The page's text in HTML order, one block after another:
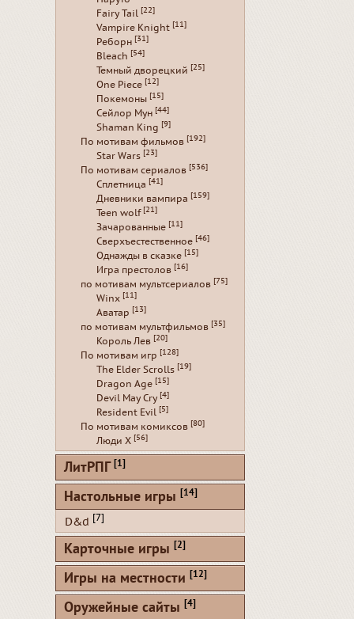
Fairy Tail [22]
Vampire Knight [11]
Реборн [31]
Bleach [54]
Темный дворецкий [25]
One Piece [12]
Покемоны [15]
Сейлор Мун [44]
Shaman King [9]
По мотивам фильмов [192]
Star Wars [23]
По мотивам сериалов [536]
Сплетница [41]
Дневники вампира [159]
Teen wolf [21]
Зачарованные [11]
Сверхъестественное [46]
Однажды в сказке [15]
Игра престолов [16]
по мотивам мультсериалов [75]
Winx [11]
Аватар [13]
по мотивам мультфильмов [35]
Король Лев [20]
По мотивам игр [128]
The Elder Scrolls [19]
Dragon Age [15]
Devil May Cry [4]
Resident Evil [5]
По мотивам комиксов [80]
Люди Х [56]
ЛитРПГ [1]
Настольные игры [14]
D&d [7]
Карточные игры [2]
Игры на местности [12]
Оружейные сайты [4]